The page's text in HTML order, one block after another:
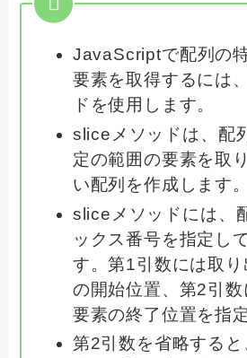
JavaScriptで配列の
要素を取得するには
ドを使用します。
sliceメソッドは、配
定の範囲の要素を取
い配列を作成します。
sliceメソッドには、
ックス番号を指定し
す。第1引数には取
の開始位置、第2引
要素の終了位置を指
第2引数を省略する